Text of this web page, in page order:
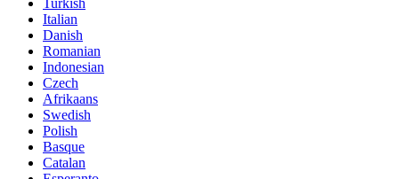
Turkish
Italian
Danish
Romanian
Indonesian
Czech
Afrikaans
Swedish
Polish
Basque
Catalan